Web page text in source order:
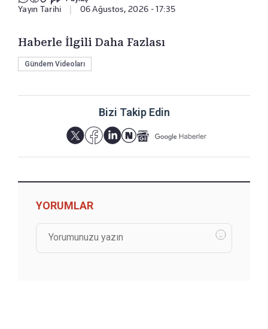
Yayın Tarihi 06 Ağustos, 2026 - 17:35
Haberle İlgili Daha Fazlası
Gündem Videoları
Bizi Takip Edin
YORUMLAR